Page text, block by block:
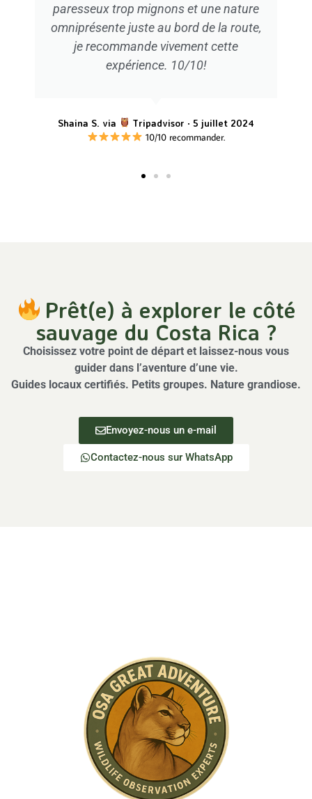
Prêt(e) à explorer le côté
sauvage du Costa Rica ?
Choisissez votre point de départ et laissez-nous vous
guider dans l’aventure d’une vie.
Guides locaux certifiés. Petits groupes. Nature grandiose.
Envoyez-nous un e-mail
Contactez-nous sur WhatsApp